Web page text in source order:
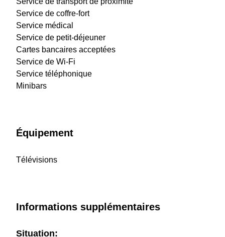
Service de coffre-fort
Service médical
Service de petit-déjeuner
Cartes bancaires acceptées
Service de Wi-Fi
Service téléphonique
Minibars
Équipement
Télévisions
Informations supplémentaires
Situation: